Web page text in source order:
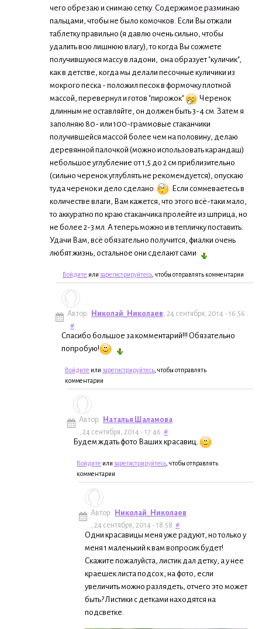
чего обрезаю и снимаю сетку. Содержимое разминаю
пальцами, чтобы не было комочков. Если Вы отжали
таблетку правильно (я давлю очень сильно, чтобы
удалить всю лишнюю влагу), то когда Вы сожмете
получившуюся массу в ладони, она образует "куличик",
как в детстве, когда мы делали песочные куличики из
мокрого песка - положил песок в формочку плотной
массой, перевернул и готов "пирожок"
Черенок
длинным не оставляйте, он должен быть 3-4 см. Затем я
заполняю 80- или 100-граммовые стаканчики
получившейся массой более чем на половину, делаю
деревянной палочкой (можно использовать карандаш)
небольшое углубление от 1,5 до 2 см приблизительно
(сильно черенок углублять не рекомендуется), опускаю
туда черенок и дело сделано.
Если сомневаетесь в
количестве влаги, Вам кажется, что этого всё-таки мало,
то аккуратно по краю стаканчика пролейте из шприца, но
не более 2-3 мл. А теперь можно и в тепличку поставить.
Удачи Вам, всё обязательно получится, фиалки очень
любят жизнь, остальное они сделают сами
Войдите или зарегистрируйтесь , чтобы отправлять комментарии
Автор: Николай_Николаев , 24 сентября, 2014 - 16:56
#
Спасибо большое за комментарий!!! Обязательно
попробую!
Войдите или зарегистрируйтесь , чтобы отправлять
комментарии
Автор: Наталья Шаламова
, 24 сентября, 2014 - 17:46 #
Будем ждать фото Ваших красавиц.
Войдите или зарегистрируйтесь , чтобы отправлять
комментарии
Автор: Николай_Николаев
, 24 сентября, 2014 - 18:58 #
Одни красавицы меня уже радуют, но только у
меня 1 маленький к вам вопросик будет!
Скажите пожалуйста, листик дал детку, а у нее
краешек листа подсох, на фото, если
увеличить можно разлядеть, отчего это может
быть? Листики с детками находятся на
подсветке.